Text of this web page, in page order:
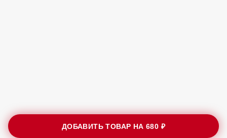
ДОБАВИТЬ ТОВАР НА680 ₽